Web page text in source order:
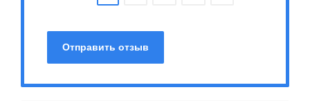
Отправить отзыв